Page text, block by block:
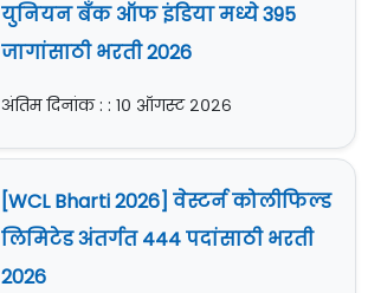
युनियन बँक ऑफ इंडिया मध्ये 395
जागांसाठी भरती 2026
अंतिम दिनांक : : १० ऑगस्ट २०२६
[WCL Bharti 2026] वेस्टर्न कोलीफिल्ड
लिमिटेड अंतर्गत 444 पदांसाठी भरती
2026